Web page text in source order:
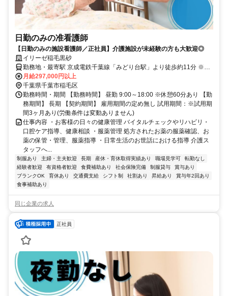
日勤のみの准看護師
【日勤のみの施設看護師／正社員】介護施設が未経験の方も大歓迎◎
イリーゼ稲毛黒砂
勤務地・最寄駅 京成電鉄千葉線「みどり台駅」より徒歩約11分 ※車
通勤OK
月給297,000円以上
千葉県千葉市稲毛区
勤務時間・期間 【勤務時間】 昼勤 9:00～18:00 ※休憩60分あり 【勤
務期間】 長期 【契約期間】 雇用期間の定め無し 試用期間：※試用期
間3ヶ月あり(労働条件は変動ありません)
仕事内容 ・お客様の日々の健康管理 バイタルチェックやリハビリ・
口腔ケア指導、健康相談 ・服薬管理 処方されたお薬の服薬確認、お
薬の保管・管理、服薬指導 ・日常生活のお世話における指導 介護ス
タッフへ...
制服あり 主婦・主夫歓迎 長期 産休・育休取得実績あり 職場見学可
転勤なし
経験者歓迎
有資格者歓迎 食費補助あり 社会保険完備 制服貸与
賞与あり
ブランクOK
育休あり 交通費支給 シフト制 社割あり 昇給あり
賞与年2回あり
食事補助あり
同じ企業の求人
正社員